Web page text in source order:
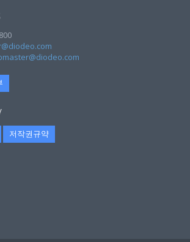
저작권규약